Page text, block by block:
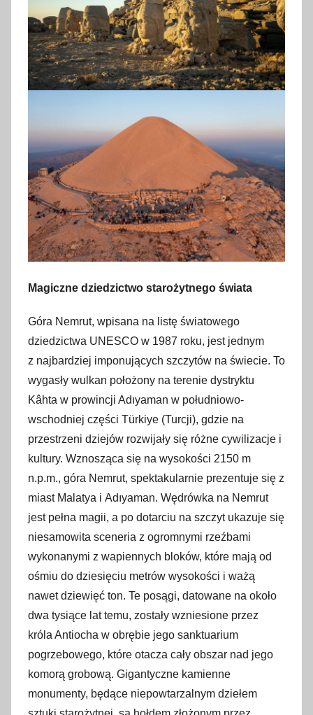
Magiczne dziedzictwo starożytnego świata
Góra Nemrut, wpisana na listę światowego
dziedzictwa UNESCO w 1987 roku, jest jednym
z najbardziej imponujących szczytów na świecie. To
wygasły wulkan położony na terenie dystryktu
Kâhta w prowincji Adıyaman w południowo-
wschodniej części Türkiye (Turcji), gdzie na
przestrzeni dziejów rozwijały się różne cywilizacje i
kultury. Wznosząca się na wysokości 2150 m
n.p.m., góra Nemrut, spektakularnie prezentuje się z
miast Malatya i Adıyaman. Wędrówka na Nemrut
jest pełna magii, a po dotarciu na szczyt ukazuje się
niesamowita sceneria z ogromnymi rzeźbami
wykonanymi z wapiennych bloków, które mają od
ośmiu do dziesięciu metrów wysokości i ważą
nawet dziewięć ton. Te posągi, datowane na około
dwa tysiące lat temu, zostały wzniesione przez
króla Antiocha w obrębie jego sanktuarium
pogrzebowego, które otacza cały obszar nad jego
komorą grobową. Gigantyczne kamienne
monumenty, będące niepowtarzalnym dziełem